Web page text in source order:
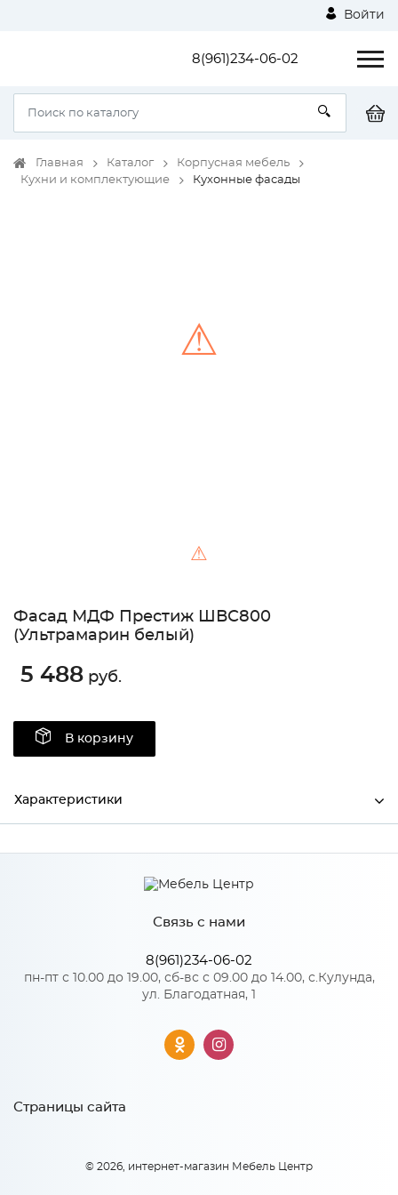
Войти
8(961)234-06-02
Главная Каталог
Корпусная мебель
Кухни и комплектующие
Кухонные фасады
⚠
⚠
Фасад МДФ Престиж ШВС800
(Ультрамарин белый)
5 488 руб.
В корзину
Характеристики
Производитель МиФ
Количество упаковок: 2
Связь с нами
8(961)234-06-02
пн-пт с 10.00 до 19.00, сб-вс с 09.00 до 14.00, с.Кулунда,
ул. Благодатная, 1
Страницы сайта
© 2026, интернет-магазин Мебель Центр